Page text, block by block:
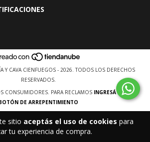
sitio aceptás el uso de cookies para
tu experiencia de compra.
Y CAVA CIENFUEGOS - 2026. TODOS LOS DERECHOS
RESERVADOS.
CONSUMIDORES. PARA RECLAMOS INGRESÁ ACÁ.
DE ARREPENTIMIENTO